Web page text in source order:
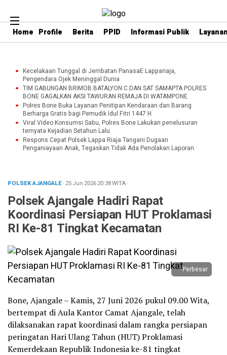
Home Profile Berita PPID Informasi Publik
Kecelakaan Tunggal di Jembatan PanasaE Lappariaja,
Pengendara Ojek Meninggal Dunia
TIM GABUNGAN BRIMOB BATALYON C DAN SAT SAMAPTA POLRES
BONE GAGALKAN AKSI TAWURAN REMAJA DI WATAMPONE
Polres Bone Buka Layanan Penitipan Kendaraan dan Barang
Berharga Gratis bagi Pemudik Idul Fitri 1447 H
Viral Video Konsumsi Sabu, Polres Bone Lakukan penelusuran
ternyata Kejadian Setahun Lalu
Respons Cepat Polsek Lappa Riaja Tangani Dugaan
Penganiayaan Anak, Tegaskan Tidak Ada Penolakan Laporan
POLSEK AJANGALE· 25 Jun 202620:38WITA·
Polsek Ajangale Hadiri Rapat
Koordinasi Persiapan HUT Proklamasi
RI Ke-81 Tingkat Kecamatan
Perbesar
Bone, Ajangale – Kamis, 27 Juni 2026 pukul 09.00 Wita,
bertempat di Aula Kantor Camat Ajangale, telah
dilaksanakan rapat koordinasi dalam rangka persiapan
peringatan Hari Ulang Tahun (HUT) Proklamasi
Kemerdekaan Republik Indonesia ke-81 tingkat